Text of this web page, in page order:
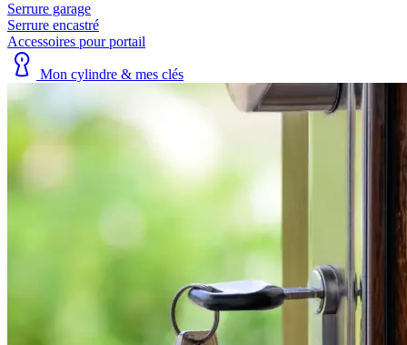
Serrure garage
Serrure encastré
Accessoires pour portail
Mon cylindre & mes clés